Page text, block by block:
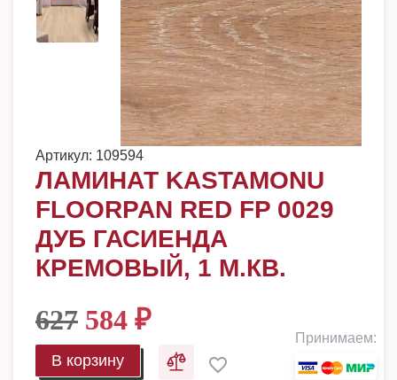
Артикул: 109594
ЛАМИНАТ KASTAMONU
FLOORPAN RED FP 0029
ДУБ ГАСИЕНДА
КРЕМОВЫЙ, 1 М.КВ.
627 584 ₽
В корзину
Принимаем: